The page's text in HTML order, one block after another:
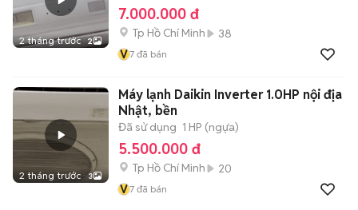
2 tháng trước 2
7.000.000 đ
Tp Hồ Chí Minh
38
V7 đã bán
2 tháng trước 3
Máy lạnh Daikin Inverter 1.0HP nội địa
Nhật, bền
Đã sử dụng 1 HP (ngựa)
5.500.000 đ
Tp Hồ Chí Minh
20
V7 đã bán